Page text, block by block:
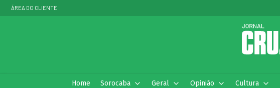
ÁREA DO CLIENTE
Home Sorocaba Geral Opinião Cultura